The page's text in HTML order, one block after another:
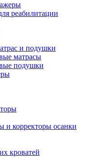
реабилитации
и подушки
матрасы
подушки
и корректоры осанки
кроватей